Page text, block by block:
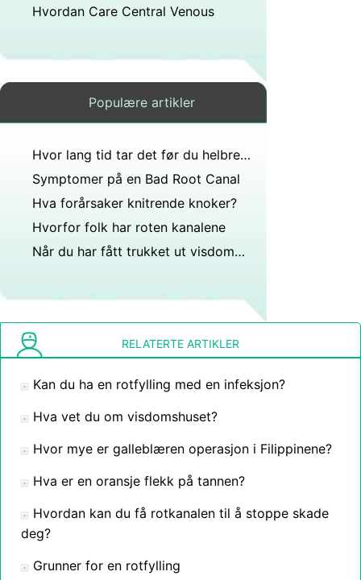
Hvordan Care Central Venous
Populære artikler
Hvor lang tid tar det før du helbreder når mandlene og adenoidene dine er fjernet?
Symptomer på en Bad Root Canal
Hva forårsaker knitrende knoker?
Hvorfor folk har roten kanalene
Når du har fått trukket ut visdomstennene, hvor lang tid tar det før helheten lukkes?
RELATERTE ARTIKLER
Kan du ha en rotfylling med en infeksjon?
Hva vet du om visdomshuset?
Hvor mye er galleblæren operasjon i Filippinene?
Hva er en oransje flekk på tannen?
Hvordan kan du få rotkanalen til å stoppe skade
deg?
Grunner for en rotfylling